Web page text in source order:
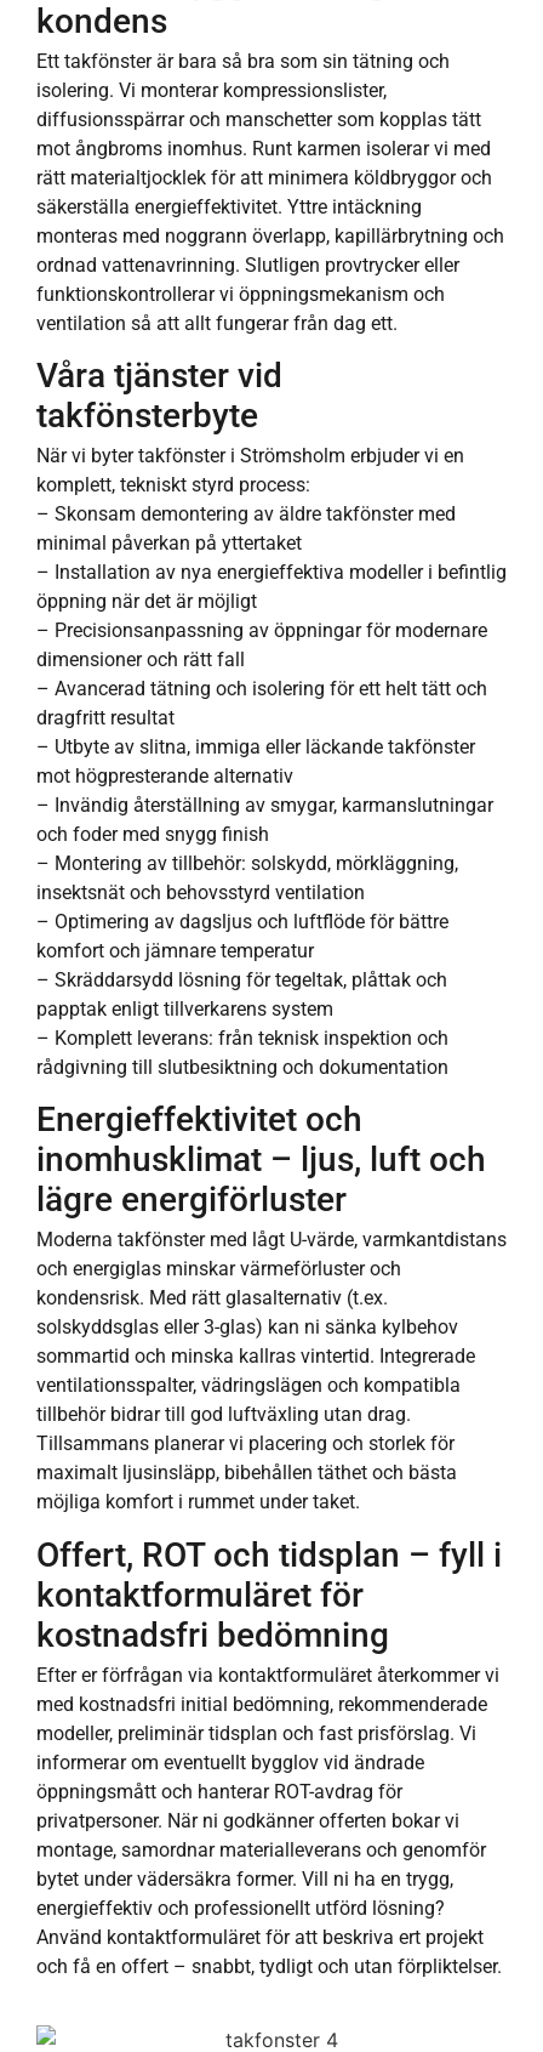
kondens
Ett takfönster är bara så bra som sin tätning och
isolering. Vi monterar kompressionslister,
diffusionsspärrar och manschetter som kopplas tätt
mot ångbroms inomhus. Runt karmen isolerar vi med
rätt materialtjocklek för att minimera köldbryggor och
säkerställa energieffektivitet. Yttre intäckning
monteras med noggrann överlapp, kapillärbrytning och
ordnad vattenavrinning. Slutligen provtrycker eller
funktionskontrollerar vi öppningsmekanism och
ventilation så att allt fungerar från dag ett.
Våra tjänster vid
takfönsterbyte
När vi byter takfönster i Strömsholm erbjuder vi en
komplett, tekniskt styrd process:
– Skonsam demontering av äldre takfönster med
minimal påverkan på yttertaket
– Installation av nya energieffektiva modeller i befintlig
öppning när det är möjligt
– Precisionsanpassning av öppningar för modernare
dimensioner och rätt fall
– Avancerad tätning och isolering för ett helt tätt och
dragfritt resultat
– Utbyte av slitna, immiga eller läckande takfönster
mot högpresterande alternativ
– Invändig återställning av smygar, karmanslutningar
och foder med snygg finish
– Montering av tillbehör: solskydd, mörkläggning,
insektsnät och behovsstyrd ventilation
– Optimering av dagsljus och luftflöde för bättre
komfort och jämnare temperatur
– Skräddarsydd lösning för tegeltak, plåttak och
papptak enligt tillverkarens system
– Komplett leverans: från teknisk inspektion och
rådgivning till slutbesiktning och dokumentation
Energieffektivitet och
inomhusklimat – ljus, luft och
lägre energiförluster
Moderna takfönster med lågt U-värde, varmkantdistans
och energiglas minskar värmeförluster och
kondensrisk. Med rätt glasalternativ (t.ex.
solskyddsglas eller 3-glas) kan ni sänka kylbehov
sommartid och minska kallras vintertid. Integrerade
ventilationsspalter, vädringslägen och kompatibla
tillbehör bidrar till god luftväxling utan drag.
Tillsammans planerar vi placering och storlek för
maximalt ljusinsläpp, bibehållen täthet och bästa
möjliga komfort i rummet under taket.
Offert, ROT och tidsplan – fyll i
kontaktformuläret för
kostnadsfri bedömning
Efter er förfrågan via kontaktformuläret återkommer vi
med kostnadsfri initial bedömning, rekommenderade
modeller, preliminär tidsplan och fast prisförslag. Vi
informerar om eventuellt bygglov vid ändrade
öppningsmått och hanterar ROT-avdrag för
privatpersoner. När ni godkänner offerten bokar vi
montage, samordnar materialleverans och genomför
bytet under vädersäkra former. Vill ni ha en trygg,
energieffektiv och professionellt utförd lösning?
Använd kontaktformuläret för att beskriva ert projekt
och få en offert – snabbt, tydligt och utan förpliktelser.